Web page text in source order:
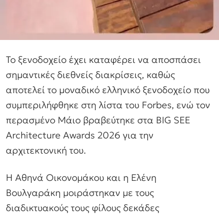
Το ξενοδοχείο έχει καταφέρει να αποσπάσει
σημαντικές διεθνείς διακρίσεις, καθώς
αποτελεί το μοναδικό ελληνικό ξενοδοχείο που
συμπεριλήφθηκε στη λίστα του Forbes, ενώ τον
περασμένο Μάιο βραβεύτηκε στα BIG SEE
Architecture Awards 2026 για την
αρχιτεκτονική του.
Η Αθηνά Οικονομάκου και η Ελένη
Βουλγαράκη μοιράστηκαν με τους
διαδικτυακούς τους φίλους δεκάδες